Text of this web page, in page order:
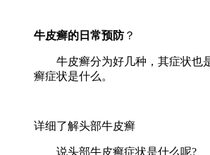
牛皮癣的日常预防？
牛皮癣分为好几种，其症状也是
癣症状是什么。
详细了解头部牛皮癣
说头部牛皮癣症状是什么呢?